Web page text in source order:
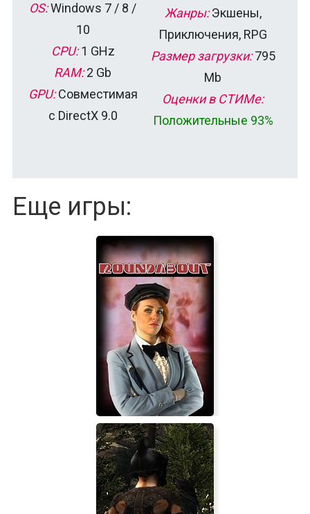
OS:Windows 7 / 8 /
10
CPU:1 GHz
RAM:2 Gb
GPU:Совместимая
с DirectX 9.0
Жанры:Экшены,
Приключения, RPG
Размер загрузки:795
Mb
Оценки в СТИМе:
Положительные 93%
Еще игры: